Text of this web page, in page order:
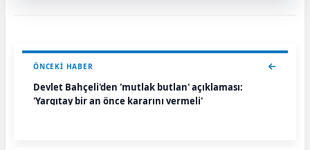
ÖNCEKI HABER
Devlet Bahçeli'den 'mutlak butlan' açıklaması:
'Yargıtay bir an önce kararını vermeli'